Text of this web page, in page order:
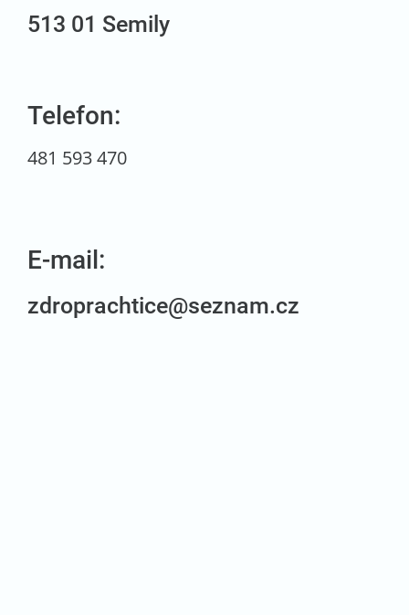
513 01 Semily
Telefon:
481 593 470
E-mail:
zdroprachtice@seznam.cz